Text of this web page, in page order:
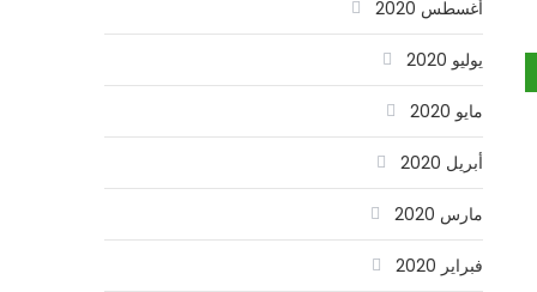
أغسطس 2020
يوليو 2020
مايو 2020
أبريل 2020
مارس 2020
فبراير 2020